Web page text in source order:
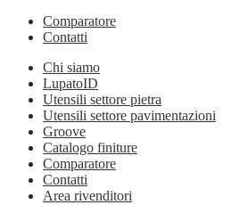
Comparatore
Contatti
Chi siamo
LupatoID
Utensili settore pietra
Utensili settore pavimentazioni
Groove
Catalogo finiture
Comparatore
Contatti
Area rivenditori